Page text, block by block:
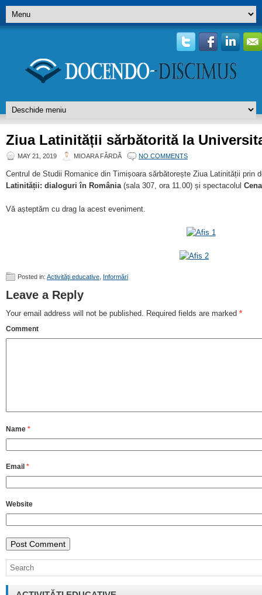
Ziua Latinității sărbătorită la
MAY 21, 2019 MIOARA FÂRDĂ NO COMMENTS
Centrul de Studii Romanice din Timișoara sărbătorește Ziua Latinității
Latinității: dialoguri în România(sala 307, ora 11.00) și spectacolul
Vă așteptăm cu drag la acest eveniment.
Posted in: Activităţi educative Informări
Leave a Reply
Your email address will not be published. Required fields are marked *
Comment
Name *
Email *
Website